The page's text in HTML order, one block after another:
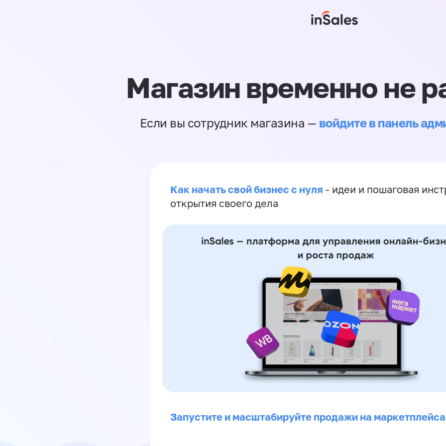
Магазин временно не
Если вы сотрудник магазина — войдите в панель
Как начать свой бизнес с нуля - идеи и пошаговая
открытия своего дела
Запустите и масштабируйте продажи на